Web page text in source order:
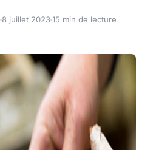
8 juillet 202315 min de lecture